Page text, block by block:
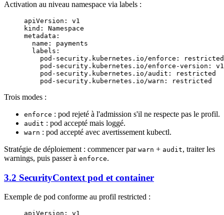
Activation au niveau namespace via labels :
apiVersion : v1
kind : Namespace
metadata :
  name
: payments
  labels
:
    pod-security.kubernetes.io/enforce
:
restricted
    pod-security.kubernetes.io/enforce-version
:
    pod-security.kubernetes.io/audit
:
restricted
    pod-security.kubernetes.io/warn
: restricted
Trois modes :
enforce : pod rejeté à l'admission s'il ne respecte pas le profil.
audit : pod accepté mais loggé.
warn : pod accepté avec avertissement kubectl.
Stratégie de déploiement : commencer par warn + audit, traiter les
warnings, puis passer à enforce.
3.2 SecurityContext pod et container
Exemple de pod conforme au profil restricted :
apiVersion : v1